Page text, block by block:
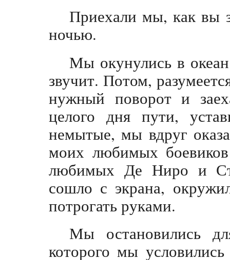
Приехали мы, как вы
ночью.
Мы окунулись в
звучит. Потом,
нужный поворот и
целого дня пути,
немытые, мы вдруг
моих любимых
любимых Де Ниро и
сошло с экрана,
потрогать руками.
Мы остановились
которого мы